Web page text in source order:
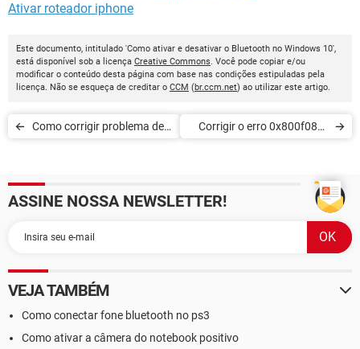
Ativar roteador iphone
Este documento, intitulado 'Como ativar e desativar o Bluetooth no Windows 10',
está disponível sob a licença Creative Commons. Você pode copiar e/ou
modificar o conteúdo desta página com base nas condições estipuladas pela
licença. Não se esqueça de creditar o CCM (br.ccm.net) ao utilizar este artigo.
Como corrigir problema de
Corrigir o erro 0x800f081f
10
ASSINE NOSSA NEWSLETTER!
VEJA TAMBÉM
Como conectar fone bluetooth no ps3
Como ativar a câmera do notebook positivo